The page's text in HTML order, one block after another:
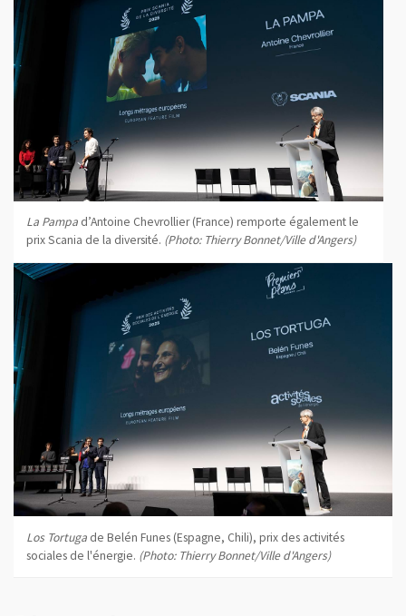
La Pampad’Antoine Chevrollier (France) remporte également le
prix Scania de la diversité. (Photo: Thierry Bonnet/Ville d'Angers)
Los Tortugade Belén Funes (Espagne, Chili), prix des activités
sociales de l'énergie. (Photo: Thierry Bonnet/Ville d'Angers)